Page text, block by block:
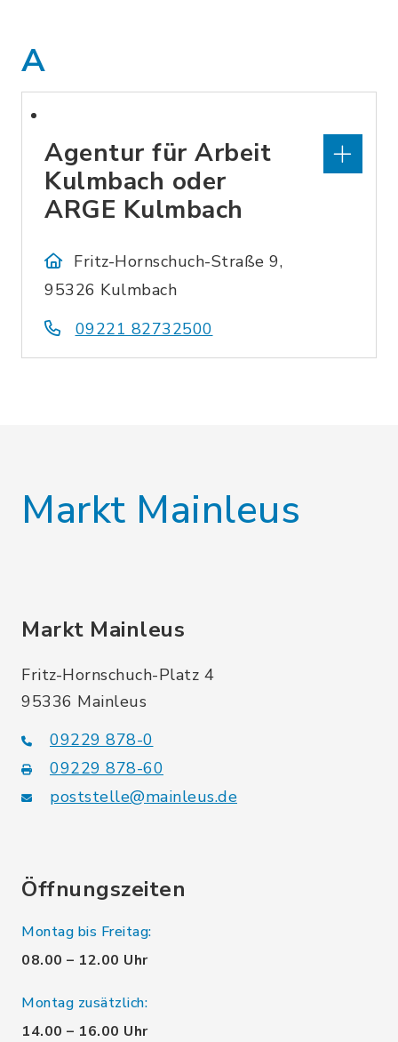
A
Agentur für Arbeit
Kulmbach oder
ARGE Kulmbach
Fritz-Hornschuch-Straße 9,
95326 Kulmbach
09221 82732500
Markt Mainleus
Markt Mainleus
Fritz-Hornschuch-Platz 4
95336 Mainleus
09229 878-0
09229 878-60
poststelle@mainleus.de
Öffnungszeiten
Montag bis Freitag:
08.00 – 12.00 Uhr
Montag zusätzlich:
14.00 – 16.00 Uhr